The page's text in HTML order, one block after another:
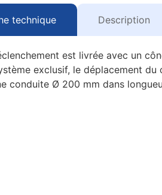
technique Description
est livrée avec un
exclusif, le déplacement
conduite Ø 200 mm dans